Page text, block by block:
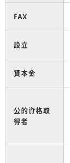
FAX
設立
資本金
公的資格取
得者